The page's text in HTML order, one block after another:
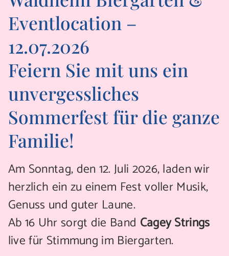
Eventlocation –
12.07.2026
Feiern Sie mit uns ein
unvergessliches
Sommerfest für die ganze
Familie!
Am Sonntag, den 12. Juli 2026, laden wir
herzlich ein zu einem Fest voller Musik,
Genuss und guter Laune.
Ab 16 Uhr sorgt die Band Cagey Strings
live für Stimmung im Biergarten.